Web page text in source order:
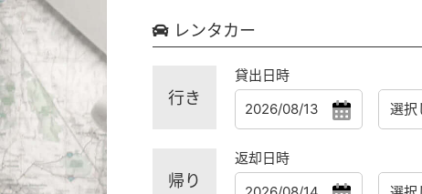
レンタカー
行き
貸出日時
帰り
返却日時